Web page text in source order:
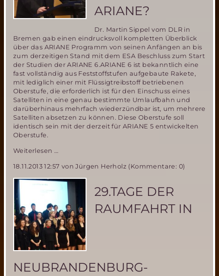
Mars?
ARIANE?
Dr. Martin Sippel vom DLR in
Bremen gab einen eindrucksvoll kompletten Überblick
über das ARIANE Programm von seinen Anfängen an bis
zum derzeitigen Stand mit dem ESA Beschluss zum Start
der Studien der ARIANE 6.ARIANE 6 ist bekanntlich eine
fast vollständig aus Feststoffstufen aufgebaute Rakete,
mit lediglich einer mit Flüssigtreibstoff betriebenen
Oberstufe, die erforderlich ist für den Einschuss eines
Satelliten in eine genau bestimmte Umlaufbahn und
darüberhinaus mehrfach wiederzündbar ist, um mehrere
Satelliten absetzen zu können. Diese Oberstufe soll
identisch sein mit der derzeit für ARIANE 5 entwickelten
Oberstufe.
Weiterlesen …
Raumfahrt-
wohin
steuert
ARIANE?
18.11.2013 12:57 von Jürgen Herholz (Kommentare: 0)
29.TAGE DER
RAUMFAHRT IN
NEUBRANDENBURG-